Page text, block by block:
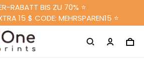
RABATT BIS ZU 70% ⭐
15 $ CODE: MEHRSPAREN15 ⭐